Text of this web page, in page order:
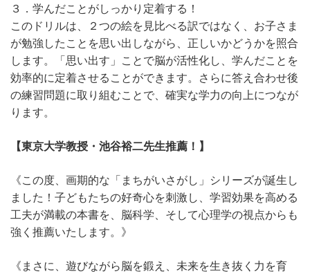
３．学んだことがしっかり定着する！
このドリルは、２つの絵を見比べる訳ではなく、お子さま
が勉強したことを思い出しながら、正しいかどうかを照合
します。「思い出す」ことで脳が活性化し、学んだことを
効率的に定着させることができます。さらに答え合わせ後
の練習問題に取り組むことで、確実な学力の向上につなが
ります。
【東京大学教授・池谷裕二先生推薦！】
《この度、画期的な「まちがいさがし」シリーズが誕生し
ました！子どもたちの好奇心を刺激し、学習効果を高める
工夫が満載の本書を、脳科学、そして心理学の視点からも
強く推薦いたします。》
《まさに、遊びながら脳を鍛え、未来を生き抜く力を育